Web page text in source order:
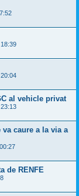
al vehicle privat
caure a la via a
de RENFE